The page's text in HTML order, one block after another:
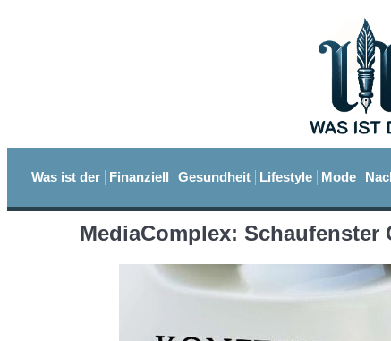
Was ist der Finanziell Gesundheit Lifestyle Mode
MediaComplex: Schaufenster